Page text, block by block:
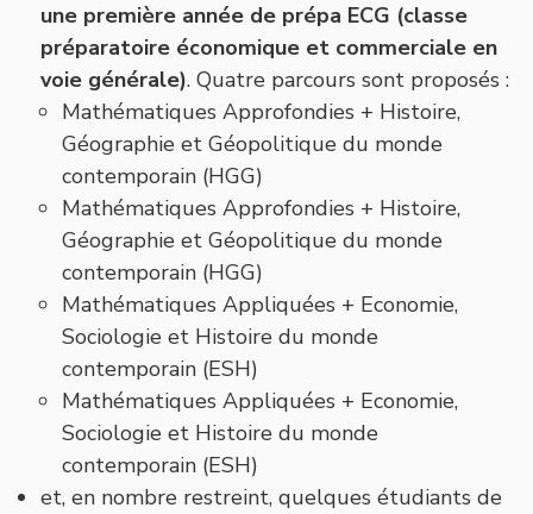
une première année de prépa ECG (classe
préparatoire économique et commerciale en
voie générale). Quatre parcours sont proposés :
Mathématiques Approfondies + Histoire,
Géographie et Géopolitique du monde
contemporain (HGG)
Mathématiques Approfondies + Histoire,
Géographie et Géopolitique du monde
contemporain (HGG)
Mathématiques Appliquées + Economie,
Sociologie et Histoire du monde
contemporain (ESH)
Mathématiques Appliquées + Economie,
Sociologie et Histoire du monde
contemporain (ESH)
et, en nombre restreint, quelques étudiants de